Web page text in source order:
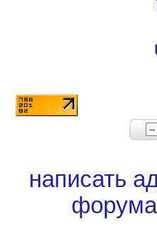
написать
форума